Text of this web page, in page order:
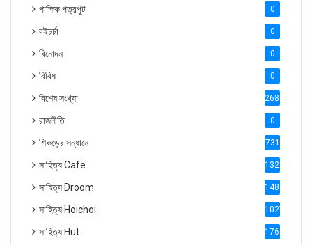
পাক্ষিক পত্রপুট 0
বইচর্চা 0
বিনোদন 0
বিবিধ 0
বিশেষ সংখ্যা 2686
রাজনীতি 0
শিকড়ের সন্ধানে 731
সাহিত্য Cafe 1321
সাহিত্য Droom 1488
সাহিত্য Hoichoi 1027
সাহিত্য Hut 1769